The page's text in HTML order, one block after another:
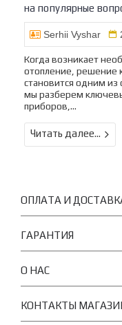
на популярные
Serhii Vyshar
Когда возникает
отопление, решение
становится одним из
мы разберем
приборов,...
Читать далее...
ОПЛАТА И
ГАРАНТИЯ
О НАС
КОНТАКТЫ